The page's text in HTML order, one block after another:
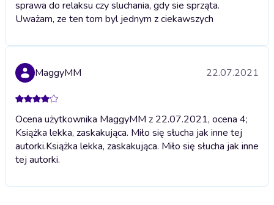
sprawa do relaksu czy sluchania, gdy sie sprząta.
Uważam, ze ten tom byl jednym z ciekawszych
MaggyMM 22.07.2021
Ocena użytkownika MaggyMM z 22.07.2021, ocena 4;
Książka lekka, zaskakująca. Miło się słucha jak inne tej
autorki.Książka lekka, zaskakująca. Miło się słucha jak inne
tej autorki.